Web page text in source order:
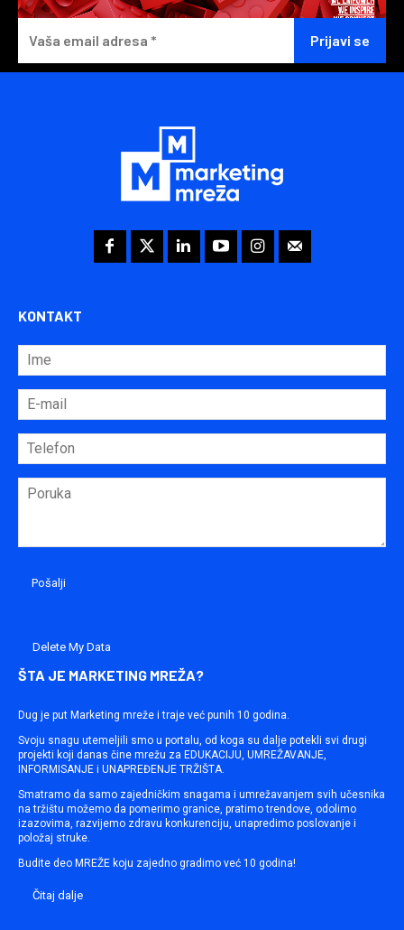
KONTAKT
Delete My Data
ŠTA JE MARKETING MREŽA?
Dug je put Marketing mreže i traje već punih 10 godina.
Svoju snagu utemeljili smo u portalu, od koga su dalje potekli svi drugi
projekti koji danas čine mrežu za EDUKACIJU, UMREŽAVANJE,
INFORMISANJE i UNAPREĐENJE TRŽIŠTA.
Smatramo da samo zajedničkim snagama i umrežavanjem svih učesnika
na tržištu možemo da pomerimo granice, pratimo trendove, odolimo
izazovima, razvijemo zdravu konkurenciju, unapredimo poslovanje i
položaj struke.
Budite deo MREŽE koju zajedno gradimo već 10 godina!
Čitaj dalje